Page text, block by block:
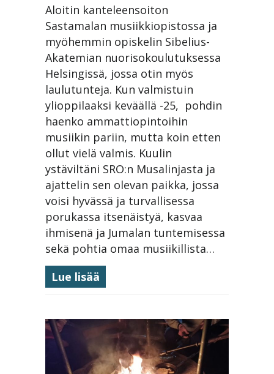
parasta
aikaa
Aloitin kanteleensoiton
Sastamalan musiikkiopistossa ja
myöhemmin opiskelin Sibelius-
Akatemian nuorisokoulutuksessa
Helsingissä, jossa otin myös
laulutunteja. Kun valmistuin
ylioppilaaksi keväällä -25, pohdin
haenko ammattiopintoihin
musiikin pariin, mutta koin etten
ollut vielä valmis. Kuulin
ystäviltäni SRO:n Musalinjasta ja
ajattelin sen olevan paikka, jossa
voisi hyvässä ja turvallisessa
porukassa itsenäistyä, kasvaa
ihmisenä ja Jumalan tuntemisessa
sekä pohtia omaa musiikillista…
Lue lisää